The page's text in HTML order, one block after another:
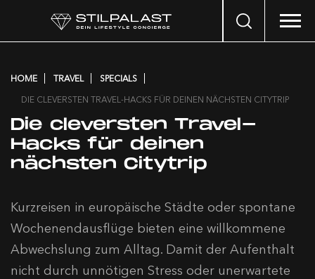
Search
HOME TRAVEL
SPECIALS
DIE CLEVERSTEN TRAVEL-HACKS FÜR DEINEN NÄCHSTEN CITYTRIP
Die cleversten Travel-
Hacks für deinen
nächsten Citytrip
Kurzreisen in europäische Städte oder spontane
Wochenendausflüge bieten eine willkommene
Abwechslung zum Alltag. Damit der Aufenthalt
nicht durch unnötigen Stress oder unerwartete